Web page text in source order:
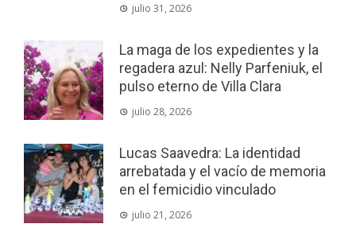
julio 31, 2026
La maga de los expedientes y la
regadera azul: Nelly Parfeniuk, el
pulso eterno de Villa Clara
julio 28, 2026
Lucas Saavedra: La identidad
arrebatada y el vacío de memoria
en el femicidio vinculado
julio 21, 2026